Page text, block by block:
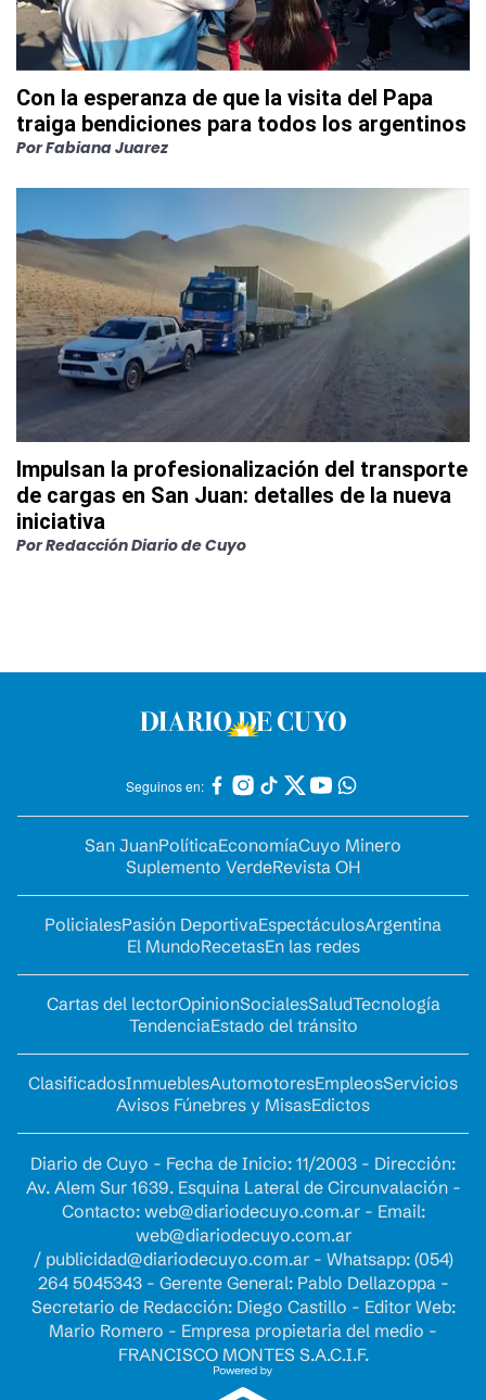
Con la esperanza de que la visita del Papa
traiga bendiciones para todos los argentinos
PorFabiana Juarez
Impulsan la profesionalización del transporte
de cargas en San Juan: detalles de la nueva
iniciativa
PorRedacción Diario de Cuyo
Seguinos en:
San JuanPolíticaEconomíaCuyo Minero
Suplemento VerdeRevista OH
PolicialesPasión DeportivaEspectáculosArgentina
El MundoRecetasEn las redes
Cartas del lectorOpinionSocialesSaludTecnología
TendenciaEstado del tránsito
ClasificadosInmueblesAutomotoresEmpleosServicios
Avisos Fúnebres y MisasEdictos
Diario de Cuyo - Fecha de Inicio: 11/2003 - Dirección:
Av. Alem Sur 1639. Esquina Lateral de Circunvalación -
Contacto: web@diariodecuyo.com.ar- Email:
web@diariodecuyo.com.ar
/ publicidad@diariodecuyo.com.ar- Whatsapp: (054)
264 5045343 - Gerente General: Pablo Dellazoppa -
Secretario de Redacción: Diego Castillo - Editor Web:
Mario Romero - Empresa propietaria del medio -
FRANCISCO MONTES S.A.C.I.F.